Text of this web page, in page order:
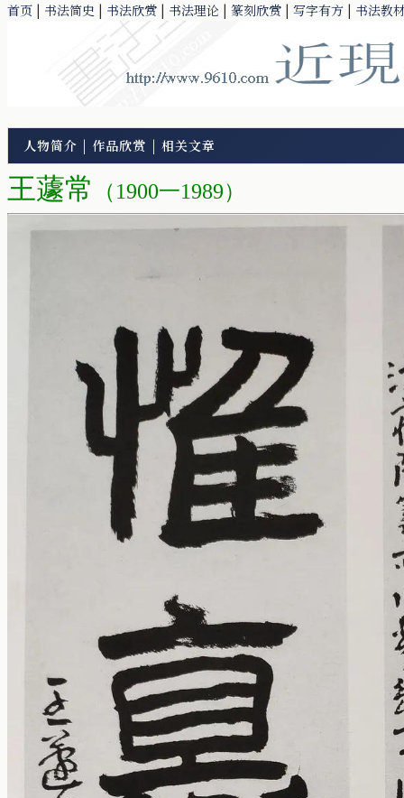
首页 | 书法简史 | 书法欣赏 | 书法理论 | 篆刻欣赏 | 写字有方 | 书法教
人物简介 | 作品欣赏 | 相关文章
王蘧常 （1900一1989）